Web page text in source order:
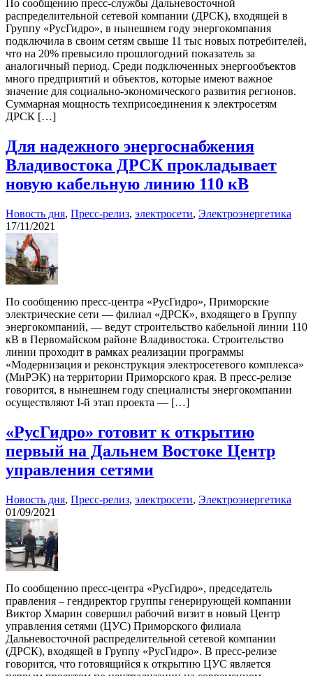
По сообщению пресс-службы Дальневосточной
распределительной сетевой компании (ДРСК), входящей в
Группу «РусГидро», в нынешнем году энергокомпания
подключила в своим сетям свыше 11 тыс новых потребителей,
что на 20% превысило прошлогодний показатель за
аналогичный период. Среди подключенных энергообъектов
много предприятий и объектов, которые имеют важное
значение для социально-экономического развития регионов.
Суммарная мощность техприсоединения к электросетям
ДРСК […]
Для надежного энергоснабжения
Владивостока ДРСК прокладывает
новую кабельную линию 110 кВ
Новость дня, Пресс-релиз, электросети, Электроэнергетика
17/11/2021
По сообщению пресс-центра «РусГидро», Приморские
электрические сети — филиал «ДРСК», входящего в Группу
энергокомпаний, — ведут строительство кабельной линии 110
кВ в Первомайском районе Владивостока. Строительство
линии проходит в рамках реализации программы
«Модернизация и реконструкция электросетевого комплекса»
(МиРЭК) на территории Приморского края. В пресс-релизе
говорится, в нынешнем году специалисты энергокомпании
осуществляют I-й этап проекта — […]
«РусГидро» готовит к открытию
первый на Дальнем Востоке Центр
управления сетями
Новость дня, Пресс-релиз, электросети, Электроэнергетика
01/09/2021
По сообщению пресс-центра «РусГидро», председатель
правления – гендиректор группы генерирующей компании
Виктор Хмарин совершил рабочий визит в новый Центр
управления сетями (ЦУС) Приморского филиала
Дальневосточной распределительной сетевой компании
(ДРСК), входящей в Группу «РусГидро». В пресс-релизе
говорится, что готовящийся к открытию ЦУС является